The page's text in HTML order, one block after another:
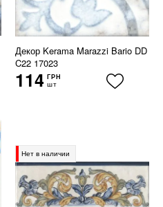
Декор Kerama Marazzi Bario DD
C22 17023
114 ГРН
шт
Нет в наличии